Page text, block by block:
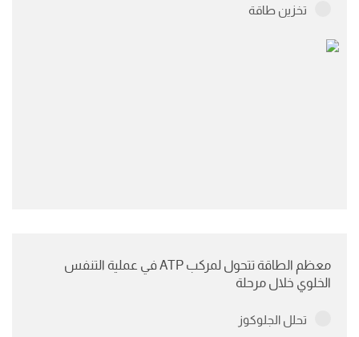
تخزين طاقة
معظم الطاقة تتحول لمركب ATP في عملية التنفس
الخلوي خلال مرحلة
تحلل الجلوكوز